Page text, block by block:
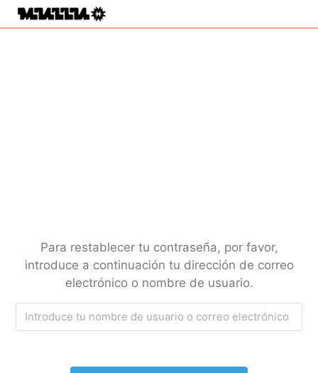
Para restablecer tu contraseña, por favor,
introduce a continuación tu dirección de correo
electrónico o nombre de usuario.